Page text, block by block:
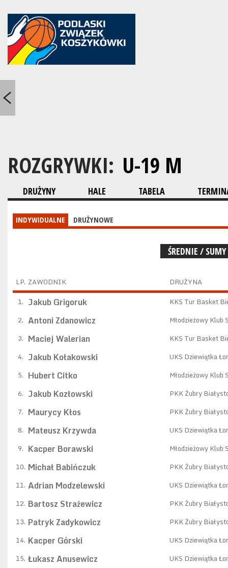
ROZGRYWKI: U-19 M
DRUŻYNY HALE TABELA
INDYWIDUALNE DRUŻYNOWE
ŚREDNIE / SUMY
LP. ZAWODNIK
DRUŻYNA
1. Jakub Grigoruk
KKS Tur Basket
2. Antoni Zdanowicz
Młodzieżowy
3. Maciej Walerian
KKS Tur Basket
4. Jakub Kołakowski
UKS Dziewiątka
5. Hubert Citko
Młodzieżowy
6. Jakub Kozłowski
PKK Żubry
7. Maurycy Kłos
PKK Żubry
8. Mateusz Krzywda
UKS Dziewiątka
9. Kacper Borawski
Młodzieżowy
10. Michał Babińczuk
PKK Żubry
11. Adrian Modzelewski
UKS Dziewiątka
12. Bartosz Strażewicz
PKK Żubry
13. Patryk Zadykowicz
PKK Żubry
14. Kacper Górski
UKS Dziewiątka
15. Łukasz Anusewicz
UKS Dziewiątka